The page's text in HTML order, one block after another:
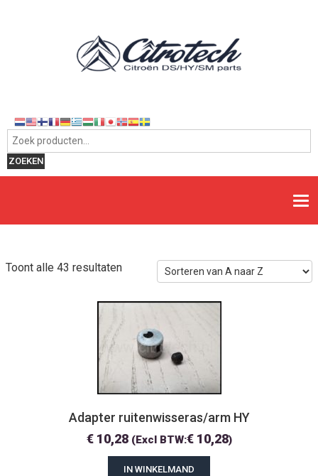
Zoeken naar:
ZOEKEN
Toont alle 43 resultaten
Adapter ruitenwisseras/arm HY
€10,28 (Excl BTW:€10,28)
IN WINKELMAND